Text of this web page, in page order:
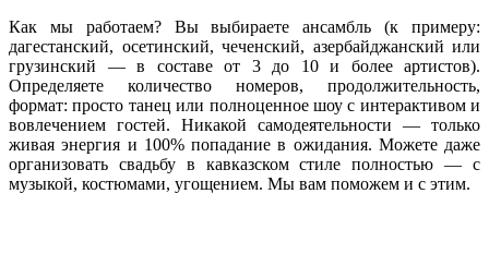
Как мы работаем? Вы выбираете ансамбль (к примеру:
дагестанский, осетинский, чеченский, азербайджанский или
грузинский — в составе от 3 до 10 и более артистов).
Определяете количество номеров, продолжительность,
формат: просто танец или полноценное шоу с интерактивом и
вовлечением гостей. Никакой самодеятельности — только
живая энергия и 100% попадание в ожидания. Можете даже
организовать свадьбу в кавказском стиле полностью — с
музыкой, костюмами, угощением. Мы вам поможем и с этим.